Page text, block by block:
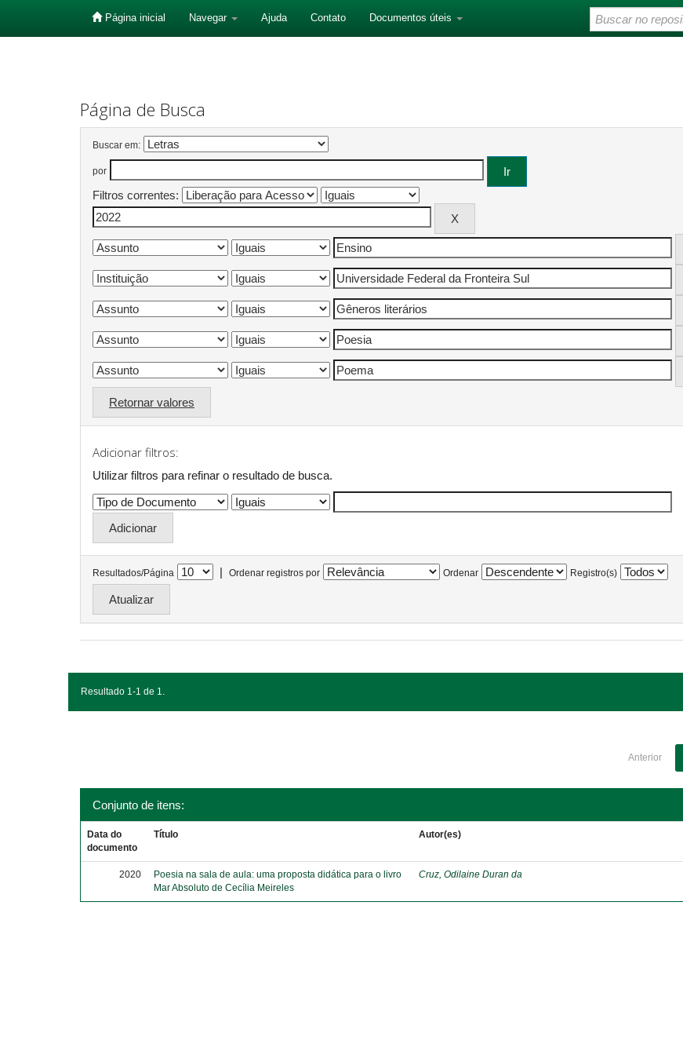
Página inicial Navegar Ajuda Contato Documentos úteis
Página de Busca
Buscar em:
por
Filtros correntes:
Retornar valores
Adicionar filtros:
Utilizar filtros para refinar o resultado de busca.
Resultados/Página | Ordenar registros por Ordenar Registro(s)
Resultado 1-1 de 1.
Anterior
Conjunto de itens:
Data do
documento
Título Autor(es)
2020
Poesia na sala de aula: uma proposta didática para o livro
Mar Absoluto de Cecília Meireles
Cruz, Odilaine Duran da